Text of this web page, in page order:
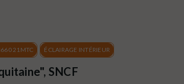
21MTC ÉCLAIRAGE INTÉRIEUR
SNCF